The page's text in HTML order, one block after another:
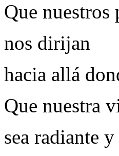
Que nuestros
nos dirijan
hacia allá
Que nuestra
sea radiante